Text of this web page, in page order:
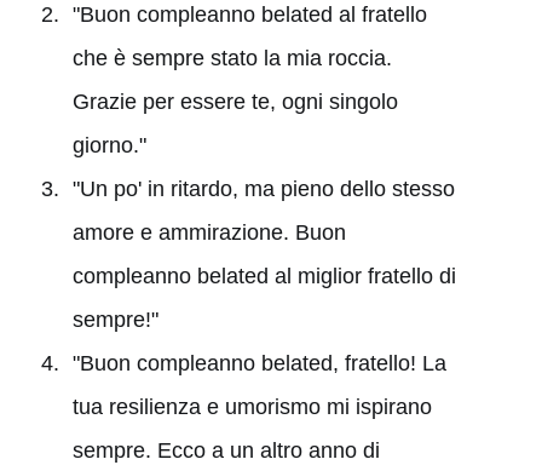
"Buon compleanno belated al fratello
che è sempre stato la mia roccia.
Grazie per essere te, ogni singolo
giorno."
"Un po' in ritardo, ma pieno dello stesso
amore e ammirazione. Buon
compleanno belated al miglior fratello di
sempre!"
"Buon compleanno belated, fratello! La
tua resilienza e umorismo mi ispirano
sempre. Ecco a un altro anno di